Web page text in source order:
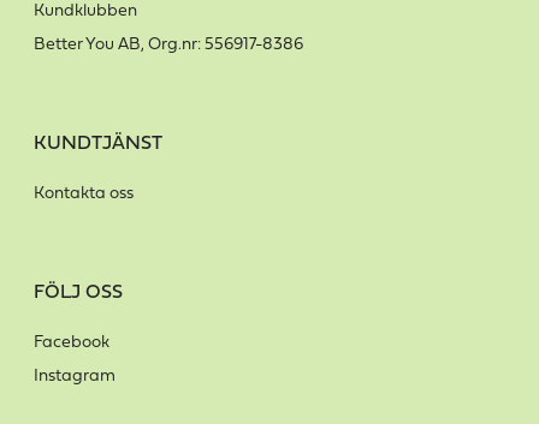
Kundklubben
Better You AB, Org.nr: 556917-8386
KUNDTJÄNST
Kontakta oss
FÖLJ OSS
Facebook
Instagram